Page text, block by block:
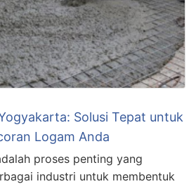
Solusi Tepat untuk
Logam Anda
proses penting yang
industri untuk membentuk